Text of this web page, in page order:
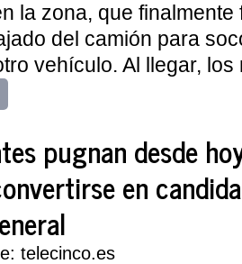
la zona, que
del camión para
vehículo. Al llegar, los
pugnan desde
en
telecinco.es